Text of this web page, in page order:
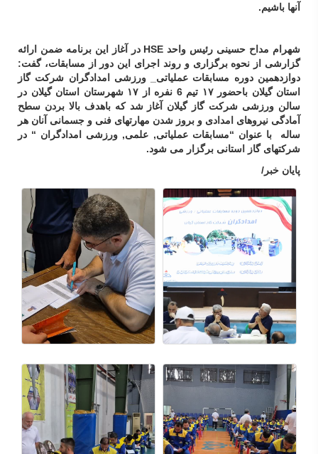
آنها باشیم.
شهرام مداح حسینی رئیس واحد HSE در آغاز این برنامه ضمن ارائه
گزارشی از نحوه برگزاری و روند اجرای این دور از مسابقات، گفت:
دوازدهمین دوره مسابقات عملیاتی_ ورزشی امدادگران شرکت گاز
استان گیلان باحضور ۱۷ تیم 6 نفره از ۱۷ شهرستان استان گیلان در
سالن ورزشی شرکت گاز گیلان آغاز شد که باهدف بالا بردن سطح
آمادگی نیروهای امدادی و بروز شدن مهارتهای فنی و جسمانی آنان هر
ساله با عنوان “مسابقات عملیاتی, علمی, ورزشی امدادگران “ در
شرکتهای گاز استانی برگزار می شود.
پایان خبر/